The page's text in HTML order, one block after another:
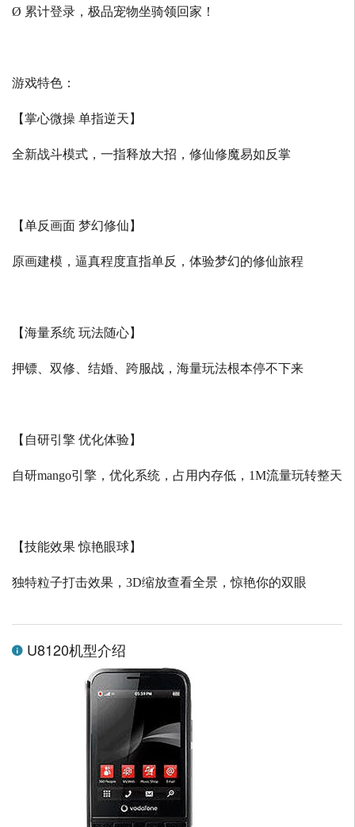
Ø 累计登录，极品宠物坐骑领回家！
游戏特色：
【掌心微操 单指逆天】
全新战斗模式，一指释放大招，修仙修魔易如反掌
【单反画面 梦幻修仙】
原画建模，逼真程度直指单反，体验梦幻的修仙旅程
【海量系统 玩法随心】
押镖、双修、结婚、跨服战，海量玩法根本停不下来
【自研引擎 优化体验】
自研mango引擎，优化系统，占用内存低， 1M流量玩转整天
【技能效果 惊艳眼球】
独特粒子打击效果， 3D缩放查看全景，惊艳你的双眼
U8120机型介绍